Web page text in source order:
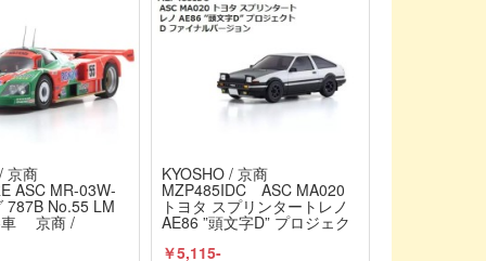
京商
ASC MR-03W-
787B No.55 LM
車 京商 /
KYOSHO / 京商
MZP485IDC ASC MA020
トヨタ スプリンタートレノ
AE86 ”頭文字D” プロジェク
京商 / KYOSHO
￥5,115-